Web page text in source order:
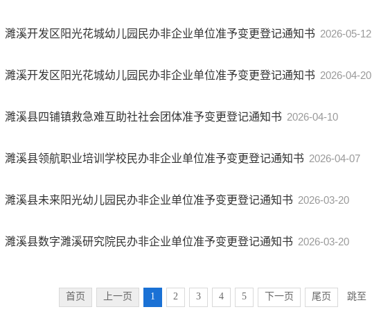
濉溪开发区阳光花城幼儿园民办非企业单位准予变更登记通知书 2026-05-12
濉溪开发区阳光花城幼儿园民办非企业单位准予变更登记通知书 2026-04-20
濉溪县四铺镇救急难互助社社会团体准予变更登记通知书 2026-04-10
濉溪县领航职业培训学校民办非企业单位准予变更登记通知书 2026-04-07
濉溪县未来阳光幼儿园民办非企业单位准予变更登记通知书 2026-03-20
濉溪县数字濉溪研究院民办非企业单位准予变更登记通知书 2026-03-20
首页 上一页 1 2 3 4 5 下一页 尾页 跳至